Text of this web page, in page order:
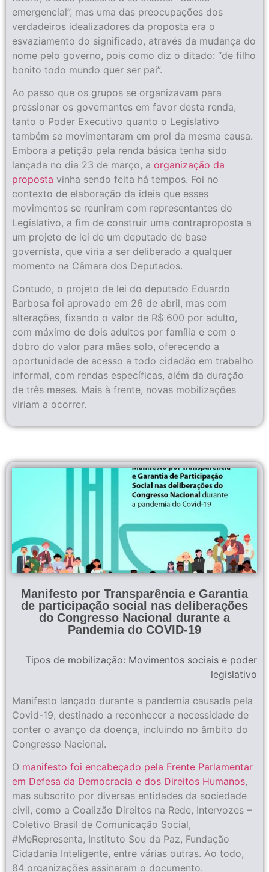
emergencial”, mas uma das preocupações dos
verdadeiros idealizadores da proposta era o
esvaziamento do significado, através da mudança do
nome pelo governo, pois como diz o ditado: “de filho
bonito todo mundo quer ser pai”.
Ao passo que os grupos se organizavam para
pressionar os governantes em favor desta renda,
tanto o Poder Executivo quanto o Legislativo
também se movimentaram em prol da mesma causa.
Embora a petição pela renda básica tenha sido
lançada no dia 23 de março, a organização da
proposta vinha sendo feita há tempos. Foi no
contexto de elaboração da ideia que esses
movimentos se reuniram com representantes do
Legislativo, a fim de construir uma contraproposta a
um projeto de lei de um deputado de base
governista, que viria a ser deliberado a qualquer
momento na Câmara dos Deputados.
Contudo, o projeto de lei do deputado Eduardo
Barbosa foi aprovado em 26 de abril, mas com
alterações, fixando o valor de R$ 600 por adulto,
com máximo de dois adultos por família e com o
dobro do valor para mães solo, oferecendo a
oportunidade de acesso a todo cidadão em trabalho
informal, com rendas específicas, além da duração
de três meses. Mais à frente, novas mobilizações
viriam a ocorrer.
Manifesto por Transparência e Garantia
de participação social nas deliberações
do Congresso Nacional durante a
Pandemia do COVID-19
Tipos de mobilização: Movimentos sociais e poder
legislativo
Manifesto lançado durante a pandemia causada pela
Covid-19, destinado a reconhecer a necessidade de
conter o avanço da doença, incluindo no âmbito do
Congresso Nacional.
O manifesto foi encabeçado pela Frente Parlamentar
em Defesa da Democracia e dos Direitos Humanos,
mas subscrito por diversas entidades da sociedade
civil, como a Coalizão Direitos na Rede, Intervozes –
Coletivo Brasil de Comunicação Social,
#MeRepresenta, Instituto Sou da Paz, Fundação
Cidadania Inteligente, entre várias outras. Ao todo,
84 organizações assinaram o documento.